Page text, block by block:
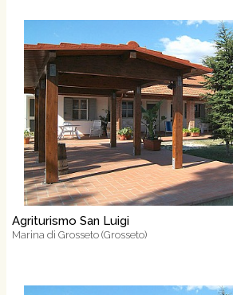
Agriturismo San Luigi
Marina di Grosseto (Grosseto)